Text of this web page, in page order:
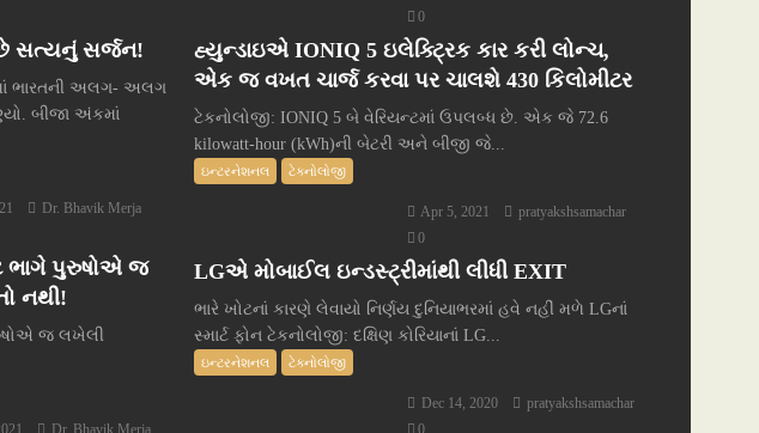
સત્યનું સર્જન!
ભારતની અલગ- અલગ
બીજા અંકમાં
Dr. Bhavik Merja
ભાગે પુરુષોએ જ
નથી!
જ લખેલી
Dr. Bhavik Merja
0
હ્યુન્ડાઇએ IONIQ 5 ઇલેક્ટ્રિક કાર કરી લોન્ચ,
એક જ વખત ચાર્જ કરવા પર ચાલશે 430 કિલોમીટર
ટેકનોલોજી: IONIQ 5 બે વેરિયન્ટમાં ઉપલબ્ધ છે. એક જે 72.6
kilowatt-hour (kWh)ની બેટરી અને બીજી જે...
ઇન્ટરનેશનલ ટેક્નોલોજી
Apr 5, 2021
pratyakshsamachar
0
LGએ મોબાઈલ ઇન્ડસ્ટ્રીમાંથી લીધી EXIT
ભારે ખોટનાં કારણે લેવાયો નિર્ણય દુનિયાભરમાં હવે નહીં મળે LGનાં
સ્માર્ટ ફોન ટેકનોલોજી: દક્ષિણ કોરિયાનાં LG...
ઇન્ટરનેશનલ ટેક્નોલોજી
Dec 14, 2020
pratyakshsamachar
0